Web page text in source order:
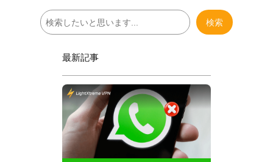
検
索
検索
最新記事